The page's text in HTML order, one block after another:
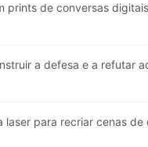
prints de conversas
a defesa e a refutar
para recriar cenas